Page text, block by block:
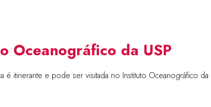
Oceanográfico da USP
itinerante e pode ser visitada no Instituto Oceanográfico